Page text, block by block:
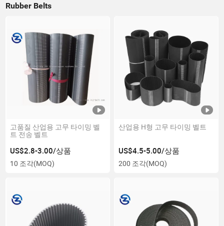
Rubber Belts
고품질 산업용 고무 타이밍 벨
트 전송 벨트
US$2.8-3.00/상품
10 조각(MOQ)
산업용 H형 고무 타이밍 벨트
US$4.5-5.00/상품
200 조각(MOQ)